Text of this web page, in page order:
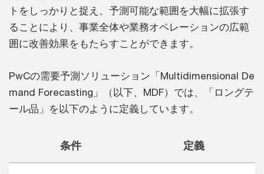
トをしっかりと捉え、予測可能な範囲を大幅に拡張す
ることにより、事業全体や業務オペレーションの広範
囲に改善効果をもたらすことができます。
PwCの需要予測ソリューション「Multidimensional De
mand Forecasting」（以下、MDF）では、「ロングテ
ール品」を以下のように定義しています。
条件 定義